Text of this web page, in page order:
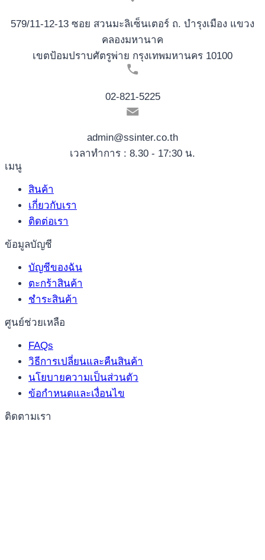
579/11-12-13 ซอย สวนมะลิเซ็นเตอร์ ถ. บำรุงเมือง แขวง
คลองมหานาค
เขตป้อมปราบศัตรูพ่าย กรุงเทพมหานคร 10100
02-821-5225
admin@ssinter.co.th
เวลาทำการ : 8.30 - 17:30 น.
เมนู
สินค้า
เกี่ยวกับเรา
ติดต่อเรา
ข้อมูลบัญชี
บัญชีของฉัน
ตะกร้าสินค้า
ชำระสินค้า
ศูนย์ช่วยเหลือ
FAQs
วิธีการเปลี่ยนและคืนสินค้า
นโยบายความเป็นส่วนตัว
ข้อกำหนดและเงื่อนไข
ติดตามเรา